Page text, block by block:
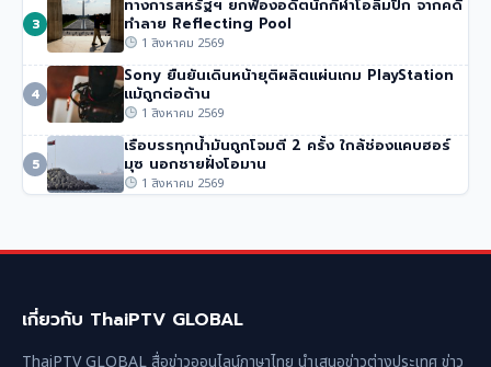
t
i
o
n
3
ทางการสหรัฐฯ ยกฟ้องอดีตนักกีฬาโอลิมปิก จากคดี
ทำลาย Reflecting Pool
1 สิงหาคม 2569
4
Sony ยืนยันเดินหน้ายุติผลิตแผ่นเกม PlayStation
แม้ถูกต่อต้าน
1 สิงหาคม 2569
5
เรือบรรทุกน้ำมันถูกโจมตี 2 ครั้ง ใกล้ช่องแคบฮอร์
มุซ นอกชายฝั่งโอมาน
1 สิงหาคม 2569
เกี่ยวกับ ThaiPTV GLOBAL
ThaiPTV GLOBAL สื่อข่าวออนไลน์ภาษาไทย นำเสนอข่าวต่างประเทศ ข่าว